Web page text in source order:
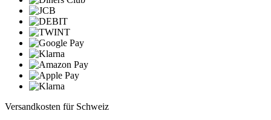
Versandkosten für Schweiz